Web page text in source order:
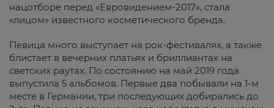
нацотборе перед «Евровидением-2017», стала
«лицом» известного косметического бренда.
Певица много выступает на рок-фестивалях, а также
блистает в вечерних платьях и бриллиантах на
светских раутах. По состоянию на май 2019 года
выпустила 5 альбомов. Первые два побывали на 1-м
месте в Германии, три последующих добирались до